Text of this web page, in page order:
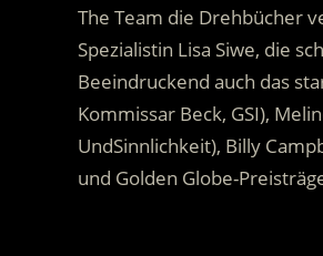
The Team die Drehbücher
Spezialistin Lisa Siwe, die
Beeindruckend auch das
Kommissar Beck, GSI),
UndSinnlichkeit), Billy
und Golden Globe-